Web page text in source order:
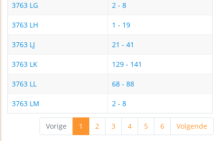
3763 LG 2 - 8
3763 LH 1 - 19
3763 LJ 21 - 41
3763 LK 129 - 141
3763 LL 68 - 88
3763 LM 2 - 8
Vorige 1 2 3 4 5 6 Volgende